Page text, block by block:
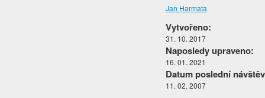
Jan Harmata
Vytvořeno:
31. 10. 2017
Naposledy upraveno:
16. 01. 2021
Datum poslední
11. 02. 2007